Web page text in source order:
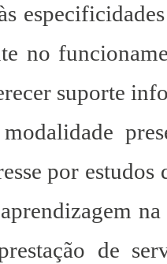
no
suporte
por
de